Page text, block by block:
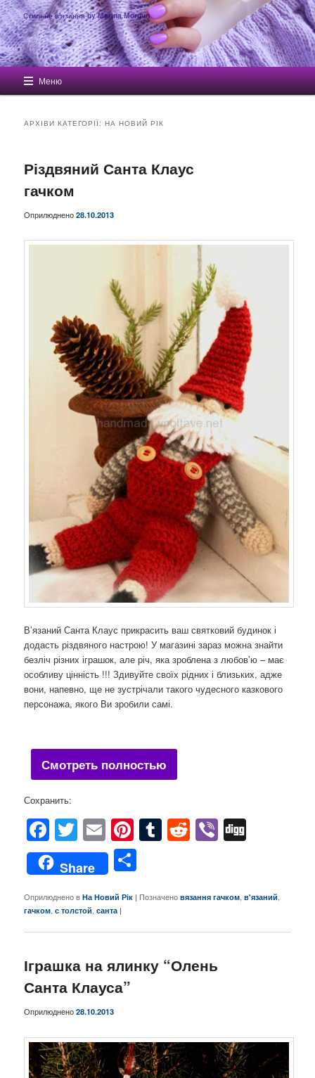
Стильне в'язання by Marina Morgun
Головне меню
Перейти до основного вмісту
Перейти до другорядного вмісту
Меню
АРХІВИ КАТЕГОРІЇ:НА НОВИЙ РІК
Різдвяний Санта Клаус
гачком
Оприлюднено28.10.2013
В’язаний Санта Клаус прикрасить ваш святковий будинок і
додасть різдвяного настрою! У магазині зараз можна знайти
безліч різних іграшок, але річ, яка зроблена з любов’ю – має
особливу цінність !!! Здивуйте своїх рідних і близьких, адже
вони, напевно, ще не зустрічали такого чудесного казкового
персонажа, якого Ви зробили самі.
Смотреть полностью
Сохранить:
FacebookTwitter Email PinterestTumblr Reddit Viber
Share
Оприлюднено в На Новий Рік | Позначено вязання гачком ,в'язаний
гачком ,с толстой ,санта |
Іграшка на ялинку “Олень
Санта Клауса”
Оприлюднено28.10.2013